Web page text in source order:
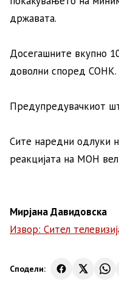
државата.
Досегашните вкупно
доволни според СОНК.
Предупредувачкиот
Сите наредни одлуки
реакцијата на МОН
Мирјана Давидовска
Извор: Сител
Сподели: